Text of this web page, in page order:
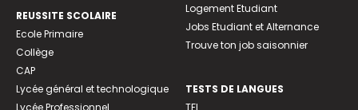
REUSSITE SCOLAIRE
Ecole Primaire
Collège
CAP
Lycée général et technologique
Logement Etudiant
Jobs Etudiant et Alternance
Trouve ton job saisonnier
TESTS DE LANGUES